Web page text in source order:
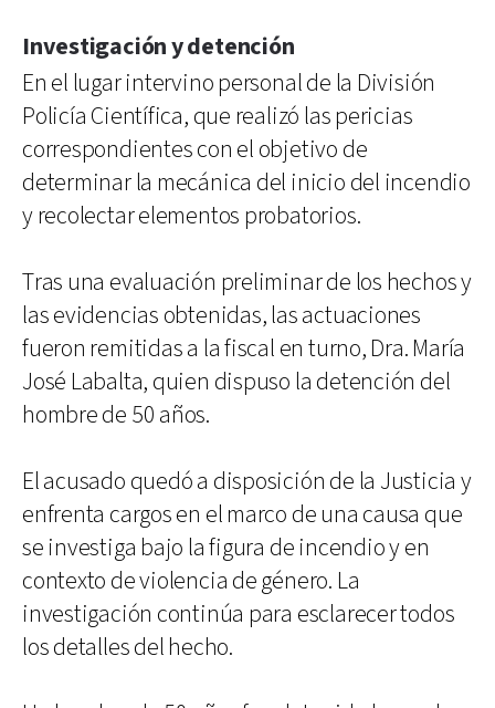
Investigación y detención
En el lugar intervino personal de la División
Policía Científica, que realizó las pericias
correspondientes con el objetivo de
determinar la mecánica del inicio del incendio
y recolectar elementos probatorios.
Tras una evaluación preliminar de los hechos y
las evidencias obtenidas, las actuaciones
fueron remitidas a la fiscal en turno, Dra. María
José Labalta, quien dispuso la detención del
hombre de 50 años.
El acusado quedó a disposición de la Justicia y
enfrenta cargos en el marco de una causa que
se investiga bajo la figura de incendio y en
contexto de violencia de género. La
investigación continúa para esclarecer todos
los detalles del hecho.